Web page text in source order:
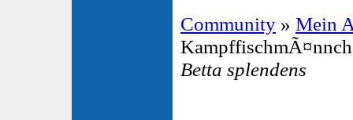
Community » Mein
Betta splendens